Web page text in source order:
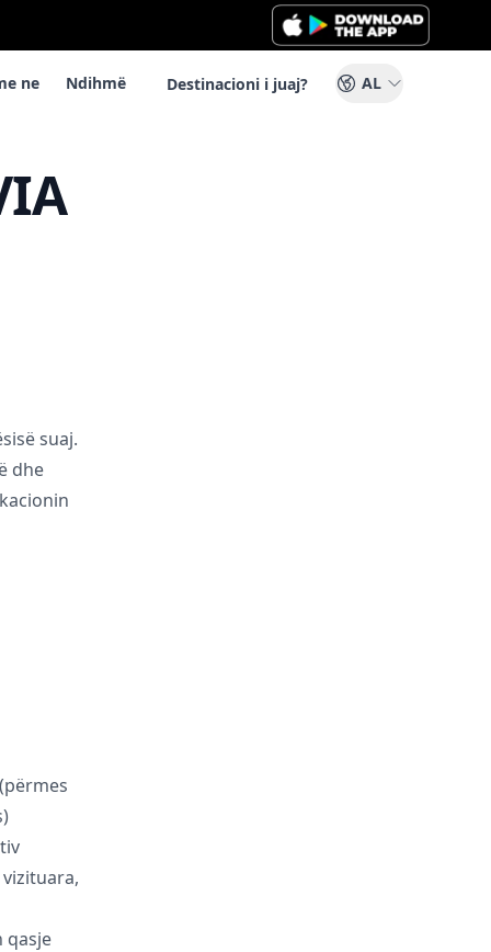
ne Ndihmë Destinacioni i juaj? AL
suaj.
dhe
qasje